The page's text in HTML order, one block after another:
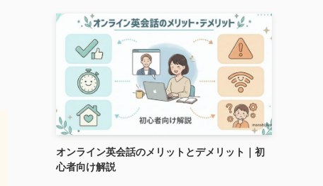
オンライン英会話のメリットとデメリット｜初
心者向け解説